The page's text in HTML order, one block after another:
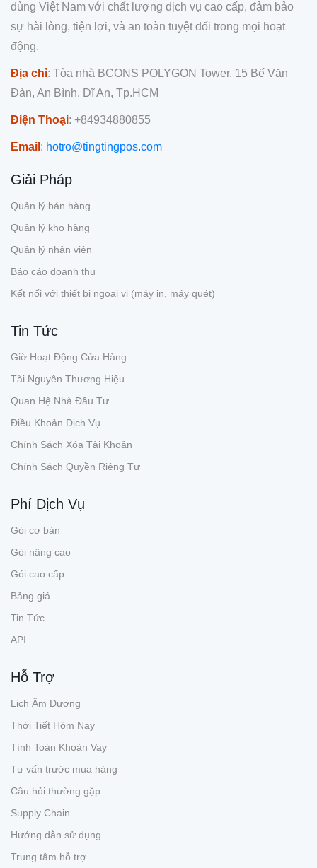
dùng Việt Nam với chất lượng dịch vụ cao cấp, đảm bảo
sự hài lòng, tiện lợi, và an toàn tuyệt đối trong mọi hoạt
động.
Địa chỉ: Tòa nhà BCONS POLYGON Tower, 15 Bế Văn
Đàn, An Bình, Dĩ An, Tp.HCM
Điện Thoại: +84934880855
Email : hotro@tingtingpos.com
Giải Pháp
Quản lý bán hàng
Quản lý kho hàng
Quản lý nhân viên
Báo cáo doanh thu
Kết nối với thiết bị ngoại vi (máy in, máy quét)
Tin Tức
Giờ Hoạt Động Cửa Hàng
Tài Nguyên Thương Hiệu
Quan Hệ Nhà Đầu Tư
Điều Khoản Dịch Vụ
Chính Sách Xóa Tài Khoản
Chính Sách Quyền Riêng Tư
Phí Dịch Vụ
Gói cơ bản
Gói nâng cao
Gói cao cấp
Bảng giá
Tin Tức
API
Hỗ Trợ
Lịch Âm Dương
Thời Tiết Hôm Nay
Tính Toán Khoản Vay
Tư vấn trước mua hàng
Câu hỏi thường gặp
Supply Chain
Hướng dẫn sử dụng
Trung tâm hỗ trợ